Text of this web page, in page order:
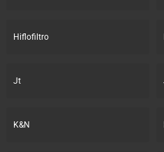
Hiflofiltro
Jt
K&N